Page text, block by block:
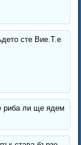
сте Вие.Т.е
риба ли ще ядем